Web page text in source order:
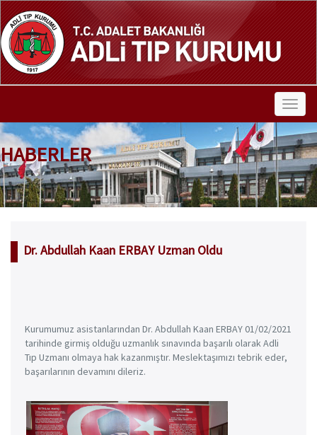
HABERLER
Dr. Abdullah Kaan ERBAY Uzman Oldu
Kurumumuz asistanlarından Dr. Abdullah Kaan ERBAY 01/02/2021
tarihinde girmiş olduğu uzmanlık sınavında başarılı olarak Adli
Tıp Uzmanı olmaya hak kazanmıştır. Meslektaşımızı tebrik eder,
başarılarının devamını dileriz.